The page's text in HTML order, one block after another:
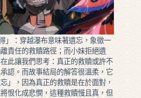
：穿越瀑布意味著遺忘，象徵一
責任的救贖路徑；而小妹拒絕遺
此讓我們思考：真正的救贖或許不
認。而故事結局的解答很溫柔，它
」，因為真正的救贖是在於面對，
恨化成悲憫，這種救贖慢且真，但